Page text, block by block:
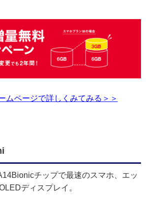
ムページで詳しくみてみる＞＞
チップで最速のスマホ、エッ
ディスプレイ。